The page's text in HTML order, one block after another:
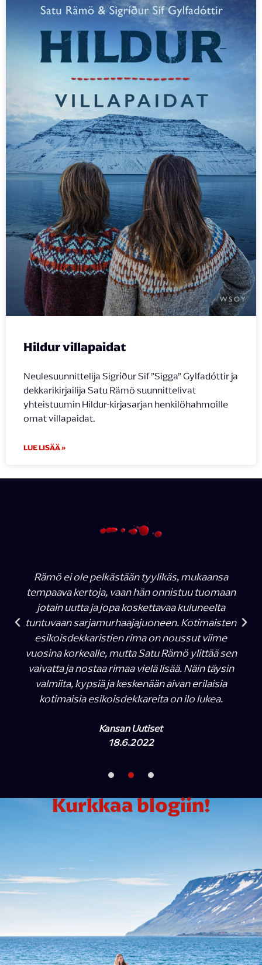
Hildur villapaidat
Neulesuunnittelija Sigríður Sif ”Sigga” Gylfadóttir ja
dekkarikirjailija Satu Rämö suunnittelivat
yhteistuumin Hildur-kirjasarjan henkilöhahmoille
omat villapaidat.
LUE LISÄÄ »
Rämö ei ole pelkästään tyylikäs, mukaansa
tempaava kertoja, vaan hän onnistuu tuomaan
jotain uutta ja jopa koskettavaa kuluneelta
tuntuvaan sarjamurhaajajuoneen. Kotimaisten
esikoisdekkaristien rima on noussut viime
vuosina korkealle, mutta Satu Rämö ylittää sen
vaivatta ja nostaa rimaa vielä lisää. Näin täysin
valmiita, kypsiä ja keskenään aivan erilaisia
kotimaisia esikoisdekkareita on ilo lukea.
Kansan Uutiset
18.6.2022
Kurkkaa blogiin!